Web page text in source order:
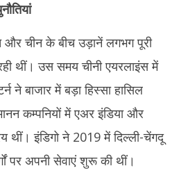
और चीन के बीच उड़ानें लगभग पूरी
थीं। उस समय चीनी एयरलाइंस में
ने बाजार में बड़ा हिस्सा हासिल
कम्पनियों में एअर इंडिया और
थीं। इंडिगो ने 2019 में दिल्ली-चेंगदू
पर अपनी सेवाएं शुरू की थीं।